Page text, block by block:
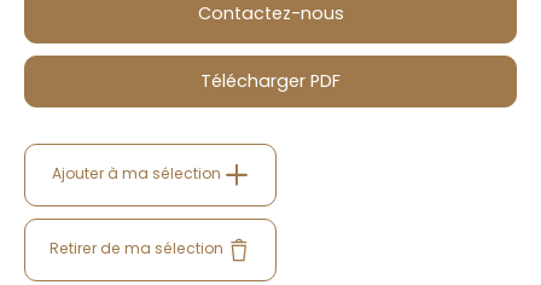
Contactez-nous
Télécharger PDF
Ajouter à ma sélection
Retirer de ma sélection